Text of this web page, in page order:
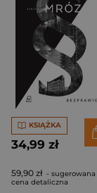
KSIĄŻKA
34,99 zł
59,90 zł - sugerowana
cena detaliczna